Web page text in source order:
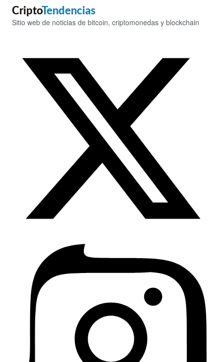
CriptoTendencias
Sitio web de noticias de bitcoin, criptomonedas y blockchain